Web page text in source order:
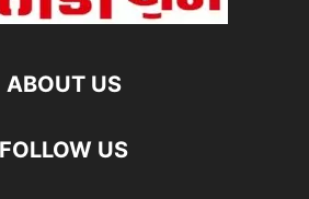
ABOUT US
FOLLOW US